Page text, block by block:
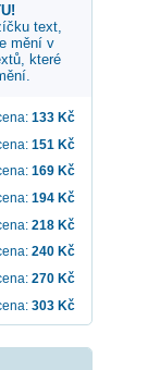
text,
mění v
které
133 Kč
151 Kč
169 Kč
194 Kč
218 Kč
240 Kč
270 Kč
303 Kč